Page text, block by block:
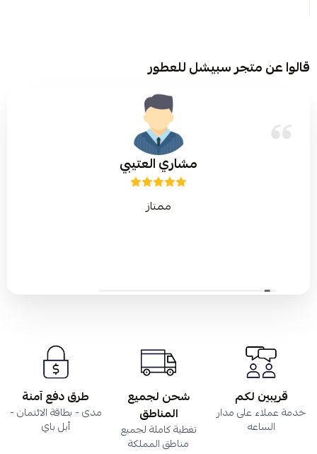
قالوا عن متجر سبيشل للعطور
مشاري العتيبي
ممتاز
قريبين لكم
خدمة عملاء على مدار
الساعه
شحن لجميع
المناطق
تغطية كاملة لجميع
مناطق المملكة
طرق دفع آمنة
مدى - بطاقة الائتمان -
أبل باي